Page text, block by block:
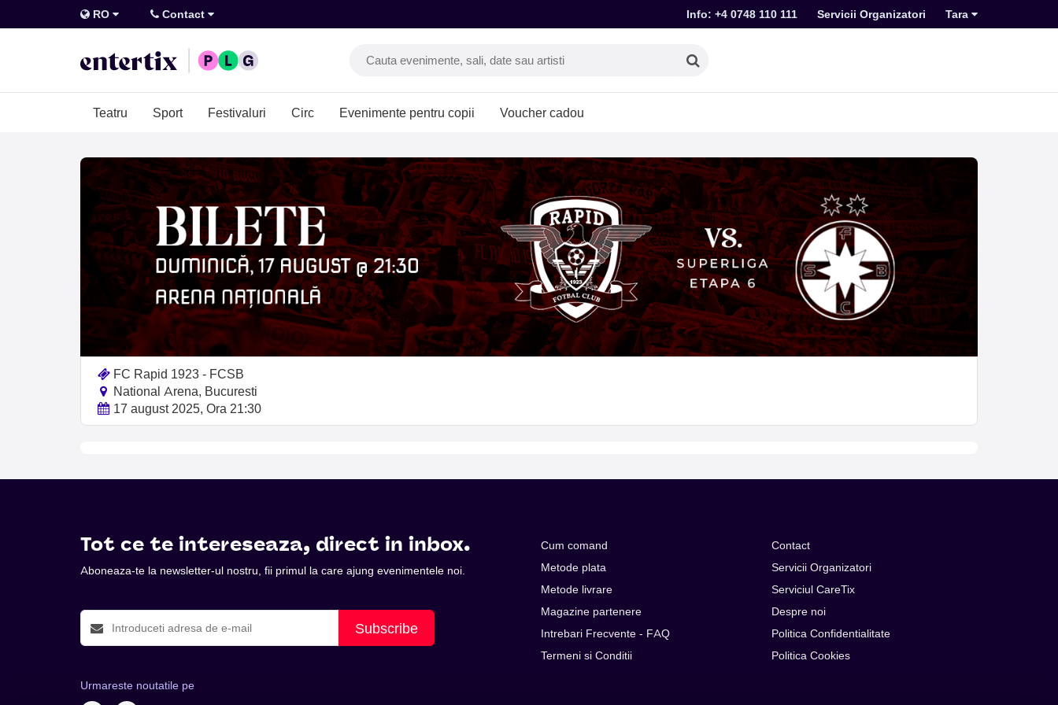
RO Contact Info: +4 0748 110 111 Servicii Organizatori Tara
Teatru Sport Festivaluri Circ Evenimente pentru copii Voucher cadou
FC Rapid 1923 - FCSB
National Arena, Bucuresti
17 august 2025, Ora 21:30
Tot ce te intereseaza, direct in inbox.
Aboneaza-te la newsletter-ul nostru, fii primul la care ajung evenimentele noi.
Subscribe
Urmareste noutatile pe
Cum comand
Metode plata
Metode livrare
Magazine partenere
Intrebari Frecvente - FAQ
Termeni si Conditii
Contact
Servicii Organizatori
Serviciul CareTix
Despre noi
Politica Confidentialitate
Politica Cookies